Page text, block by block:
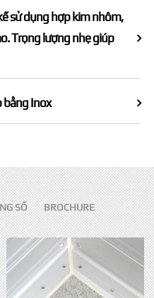
sử dụng hợp kim nhôm,
Trọng lượng nhẹ giúp
bằng Inox
SỐ BROCHURE